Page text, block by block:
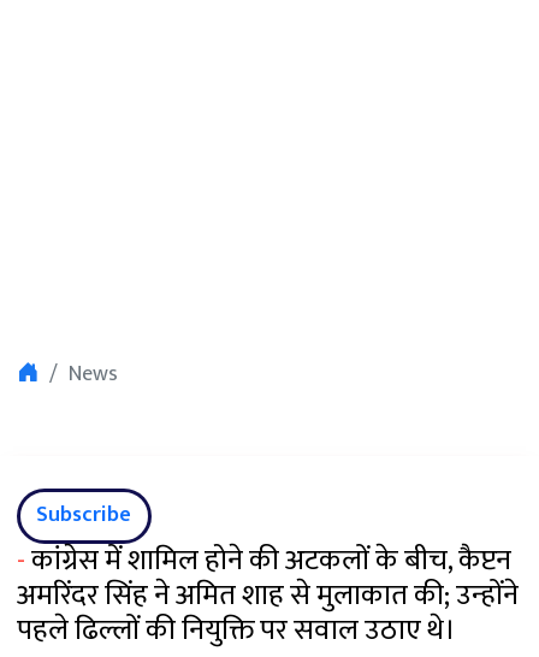
News
Subscribe
-कांग्रेस में शामिल होने की अटकलों के बीच, कैप्टन
अमरिंदर सिंह ने अमित शाह से मुलाकात की; उन्होंने
पहले ढिल्लों की नियुक्ति पर सवाल उठाए थे।